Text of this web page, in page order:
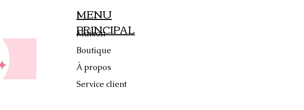
MENU
PRINCIPAL
Maison
Boutique
À propos
Service client